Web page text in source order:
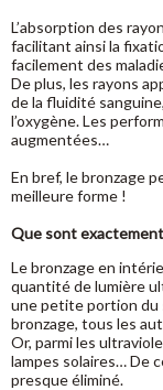
L’absorption des
facilitant ainsi la
facilement des
De plus, les rayons
de la fluidité
l’oxygène. Les
augmentées…
En bref, le bronzage
meilleure forme !
Que sont
Le bronzage en
quantité de lumière
une petite portion du
bronzage, tous les
Or, parmi les
lampes solaires… De
presque éliminé.